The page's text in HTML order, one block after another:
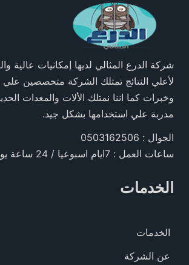
شركة الدرع المثالي لديها إمكانيات عالية
لأعلي النتائج تمتلك الشركة متخصصين
وخبرات كما اننا نمتلك الألات والمعدات
مدربة علي استخدامها بشكل جيد.
الجوال : 0503162506
ساعات العمل : 7ايام اسبوعيا / 24 ساعة يوميا
الخدمات
الخدمات
عن الشركة